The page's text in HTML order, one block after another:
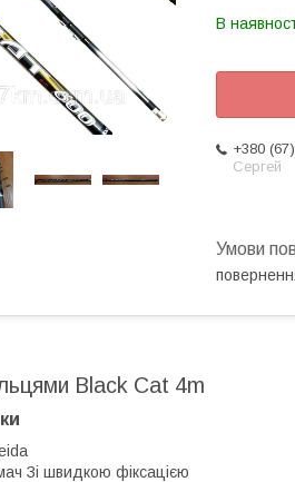
В
+380
Сергей
Black Cat 4m
Зі швидкою фіксацією